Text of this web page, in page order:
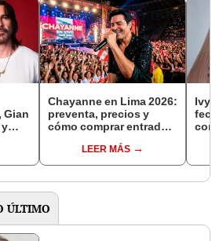
Gian
y
Chayanne en Lima 2026:
preventa, precios y
cómo comprar entradas
concierto Bailemos Otra
Vez Tour en el Estadio
LEER MÁS
Ivy
ÚLTIMO